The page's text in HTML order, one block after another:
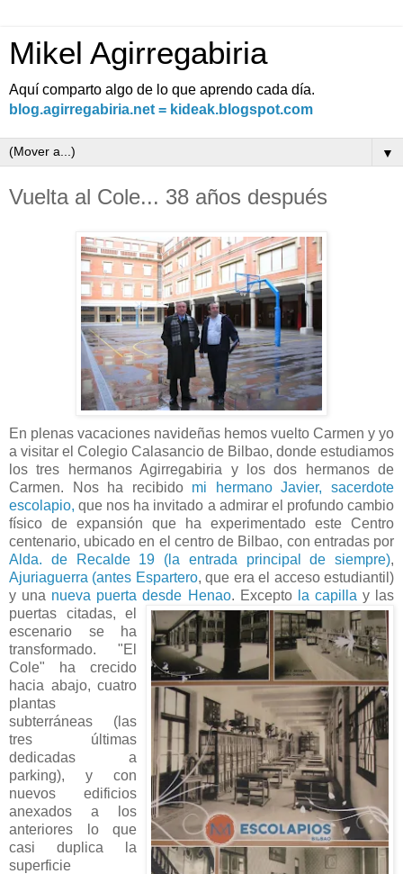
Mikel Agirregabiria
Aquí comparto algo de lo que aprendo cada día.
blog.agirregabiria.net = kideak.blogspot.com
▼
Vuelta al Cole... 38 años después
En plenas vacaciones navideñas hemos vuelto Carmen y yo
a visitar el Colegio Calasancio de Bilbao, donde estudiamos
los tres hermanos Agirregabiria y los dos hermanos de
Carmen. Nos ha recibido mi hermano Javier, sacerdote
escolapio, que nos ha invitado a admirar el profundo cambio
físico de expansión que ha experimentado este Centro
centenario, ubicado en el centro de Bilbao, con entradas por
Alda. de Recalde 19 (la entrada principal de siempre),
Ajuriaguerra (antes Espartero, que era el acceso estudiantil)
y una nueva puerta desde Henao. Excepto la capilla y las
puertas citadas, el
escenario se ha
transformado. "El
Cole" ha crecido
hacia abajo, cuatro
plantas
subterráneas (las
tres últimas
dedicadas a
parking), y con
nuevos edificios
anexados a los
anteriores lo que
casi duplica la
superficie